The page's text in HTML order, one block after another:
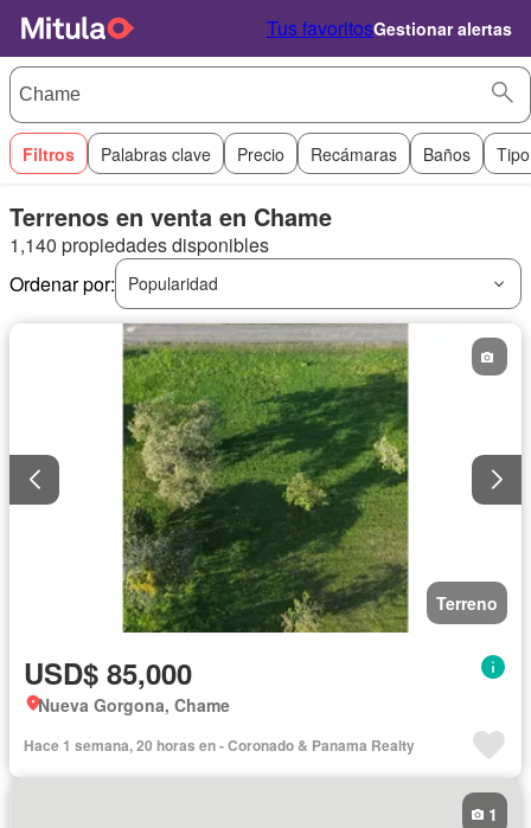
Tus favoritosGestionar alertas
Filtros Palabras clave Precio Recámaras Baños
Terrenos en venta en Chame
1,140 propiedades disponibles
Ordenar por:
Popularidad
Terreno
USD$ 85,000
Nueva Gorgona, Chame
Hace 1 semana, 20 horas en - Coronado & Panama Realty
1